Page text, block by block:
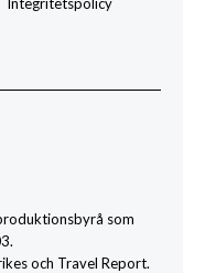
som
och Travel Report.